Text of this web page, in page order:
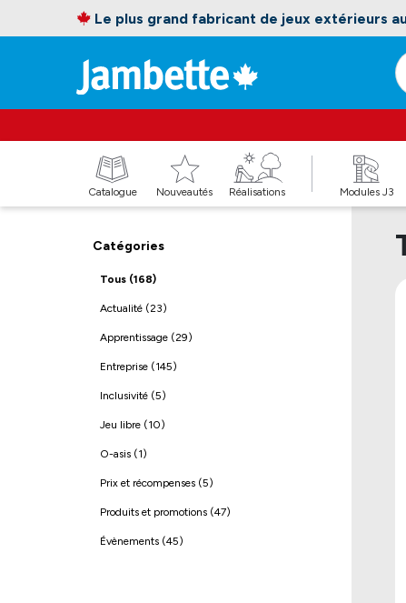
Le plus grand fabricant de jeux extérieurs
Catalogue Nouveautés Réalisations Modules J3
Catégories
Tous (168)
Actualité (23)
Apprentissage (29)
Entreprise (145)
Inclusivité (5)
Jeu libre (10)
O-asis (1)
Prix et récompenses (5)
Produits et promotions (47)
Évènements (45)